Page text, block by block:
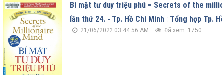
Bí mật tư duy triệu phú = Secrets of the
lần thứ 24. - Tp. Hồ Chí Minh : Tổng hợp Tp.
21/06/2022 03:44:56 AM Đã xem: 1750